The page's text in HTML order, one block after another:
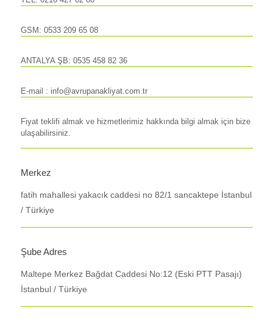
GSM: 0533 209 65 08
ANTALYA ŞB: 0535 458 82 36
E-mail : info@avrupanakliyat.com.tr
Fiyat teklifi almak ve hizmetlerimiz hakkında bilgi almak için bize
ulaşabilirsiniz.
Merkez
fatih mahallesi yakacık caddesi no 82/1 sancaktepe İstanbul
/ Türkiye
Şube Adres
Maltepe Merkez Bağdat Caddesi No:12 (Eski PTT Pasajı)
İstanbul / Türkiye